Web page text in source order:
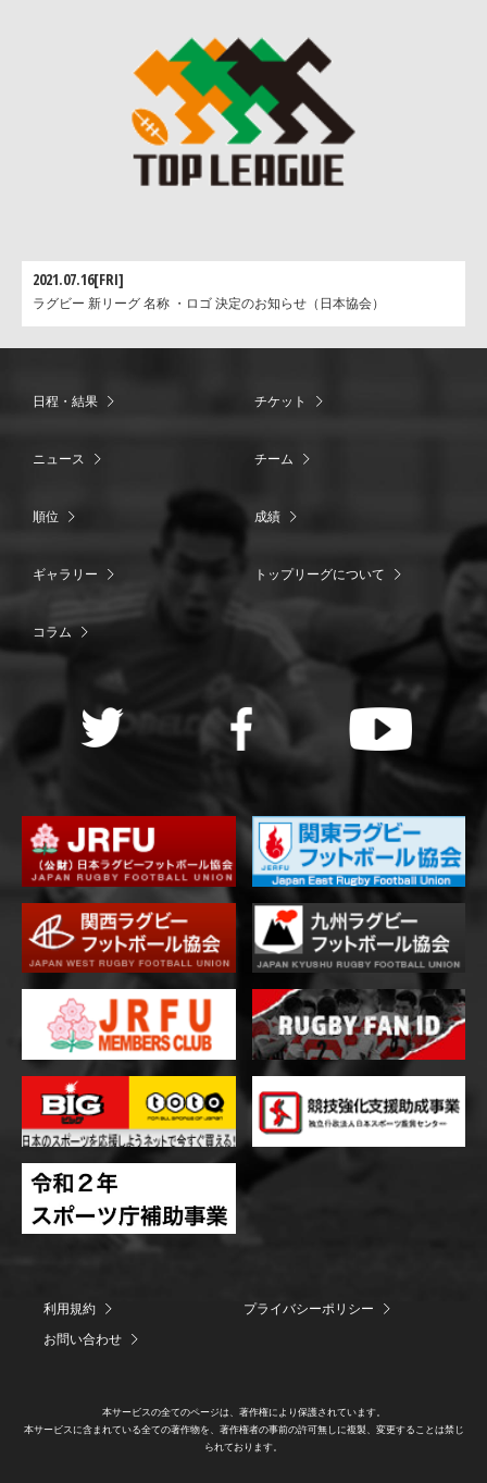
2021.07.16[FRI]
ラグビー 新リーグ 名称 ・ロゴ 決定のお知らせ（日本協会）
日程・結果 チケット
ニュース チーム
順位 成績
ギャラリー トップリーグについて
コラム
利用規約
プライバシーポリシー
お問い合わせ
本サービスの全てのページは、著作権により保護されています。
本サービスに含まれている全ての著作物を、著作権者の事前の許可無しに複製、変更することは禁じ
られております。